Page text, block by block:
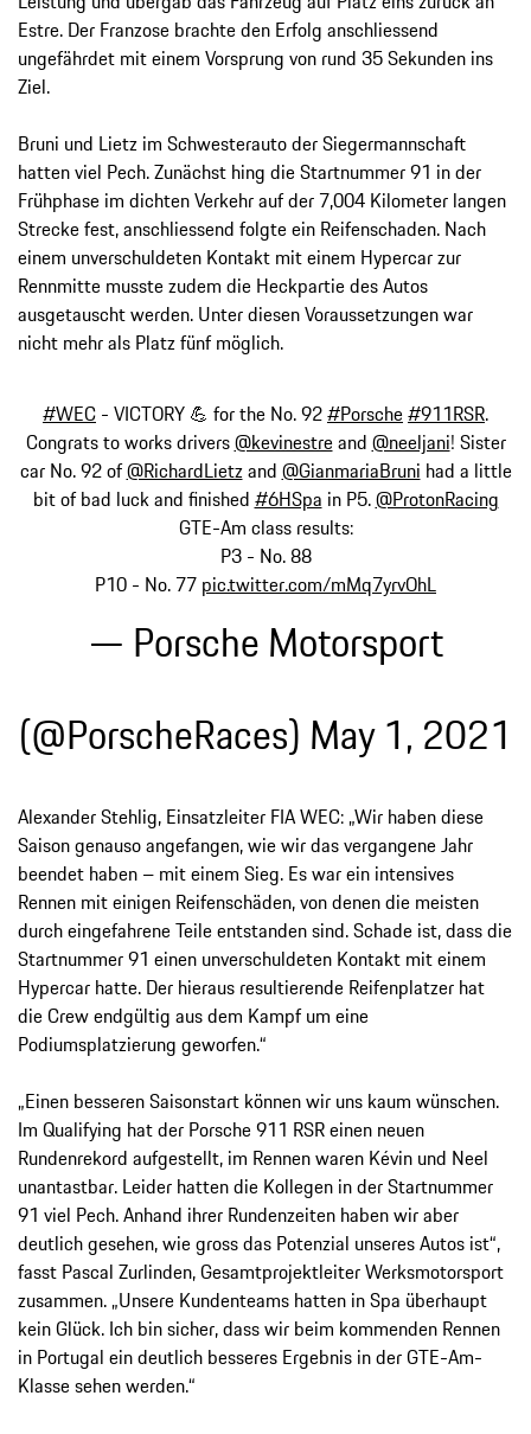
Estre. Der Franzose brachte den Erfolg anschliessend
ungefährdet mit einem Vorsprung von rund 35 Sekunden ins
Ziel.
Bruni und Lietz im Schwesterauto der Siegermannschaft
hatten viel Pech. Zunächst hing die Startnummer 91 in der
Frühphase im dichten Verkehr auf der 7,004 Kilometer langen
Strecke fest, anschliessend folgte ein Reifenschaden. Nach
einem unverschuldeten Kontakt mit einem Hypercar zur
Rennmitte musste zudem die Heckpartie des Autos
ausgetauscht werden. Unter diesen Voraussetzungen war
nicht mehr als Platz fünf möglich.
#WEC - VICTORY 💪 for the No. 92#Porsche#911RSR.
Congrats to works drivers@kevinestreand @neeljani! Sister
car No. 92 of@RichardLietzand @GianmariaBruni had a little
bit of bad luck and finished #6HSpa in P5.@ProtonRacing
GTE-Am class results:
P3 - No. 88
P10 - No. 77 pic.twitter.com/mMq7yrvOhL
— Porsche Motorsport
(@PorscheRaces) May 1, 2021
Alexander Stehlig, Einsatzleiter FIA WEC: „Wir haben diese
Saison genauso angefangen, wie wir das vergangene Jahr
beendet haben – mit einem Sieg. Es war ein intensives
Rennen mit einigen Reifenschäden, von denen die meisten
durch eingefahrene Teile entstanden sind. Schade ist, dass die
Startnummer 91 einen unverschuldeten Kontakt mit einem
Hypercar hatte. Der hieraus resultierende Reifenplatzer hat
die Crew endgültig aus dem Kampf um eine
Podiumsplatzierung geworfen.“
„Einen besseren Saisonstart können wir uns kaum wünschen.
Im Qualifying hat der Porsche 911 RSR einen neuen
Rundenrekord aufgestellt, im Rennen waren Kévin und Neel
unantastbar. Leider hatten die Kollegen in der Startnummer
91 viel Pech. Anhand ihrer Rundenzeiten haben wir aber
deutlich gesehen, wie gross das Potenzial unseres Autos ist“,
fasst Pascal Zurlinden, Gesamtprojektleiter Werksmotorsport
zusammen. „Unsere Kundenteams hatten in Spa überhaupt
kein Glück. Ich bin sicher, dass wir beim kommenden Rennen
in Portugal ein deutlich besseres Ergebnis in der GTE-Am-
Klasse sehen werden.“